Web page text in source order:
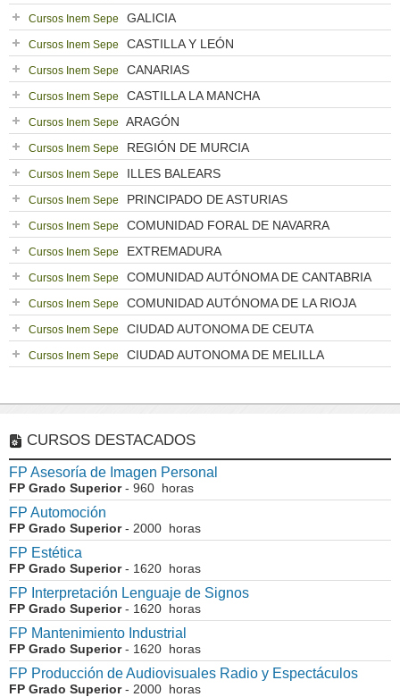
Cursos Inem Sepe GALICIA
Cursos Inem Sepe CASTILLA Y LEÓN
Cursos Inem Sepe CANARIAS
Cursos Inem Sepe CASTILLA LA MANCHA
Cursos Inem Sepe ARAGÓN
Cursos Inem Sepe REGIÓN DE MURCIA
Cursos Inem Sepe ILLES BALEARS
Cursos Inem Sepe PRINCIPADO DE ASTURIAS
Cursos Inem Sepe COMUNIDAD FORAL DE NAVARRA
Cursos Inem Sepe EXTREMADURA
Cursos Inem Sepe COMUNIDAD AUTÓNOMA DE CANTABRIA
Cursos Inem Sepe COMUNIDAD AUTÓNOMA DE LA RIOJA
Cursos Inem Sepe CIUDAD AUTONOMA DE CEUTA
Cursos Inem Sepe CIUDAD AUTONOMA DE MELILLA
CURSOS DESTACADOS
FP Asesoría de Imagen Personal
FP Grado Superior- 960 horas
FP Automoción
FP Grado Superior- 2000 horas
FP Estética
FP Grado Superior- 1620 horas
FP Interpretación Lenguaje de Signos
FP Grado Superior- 1620 horas
FP Mantenimiento Industrial
FP Grado Superior- 1620 horas
FP Producción de Audiovisuales Radio y Espectáculos
FP Grado Superior- 2000 horas